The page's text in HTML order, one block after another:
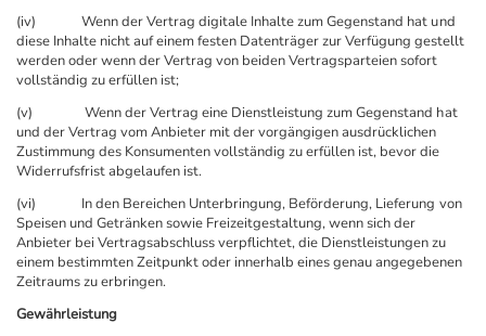
(iv) Wenn der Vertrag digitale Inhalte zum Gegenstand hat und
diese Inhalte nicht auf einem festen Datenträger zur Verfügung gestellt
werden oder wenn der Vertrag von beiden Vertragsparteien sofort
vollständig zu erfüllen ist;
(v) Wenn der Vertrag eine Dienstleistung zum Gegenstand hat
und der Vertrag vom Anbieter mit der vorgängigen ausdrücklichen
Zustimmung des Konsumenten vollständig zu erfüllen ist, bevor die
Widerrufsfrist abgelaufen ist.
(vi) In den Bereichen Unterbringung, Beförderung, Lieferung von
Speisen und Getränken sowie Freizeitgestaltung, wenn sich der
Anbieter bei Vertragsabschluss verpflichtet, die Dienstleistungen zu
einem bestimmten Zeitpunkt oder innerhalb eines genau angegebenen
Zeitraums zu erbringen.
Gewährleistung